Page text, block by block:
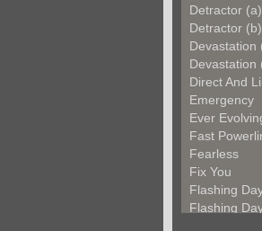
Detractor (a)
Detractor (b)
Devastation
Devastation
Direct And
Emergency
Ever
Fast
Fearless
Fix You
Flashing
Flashing